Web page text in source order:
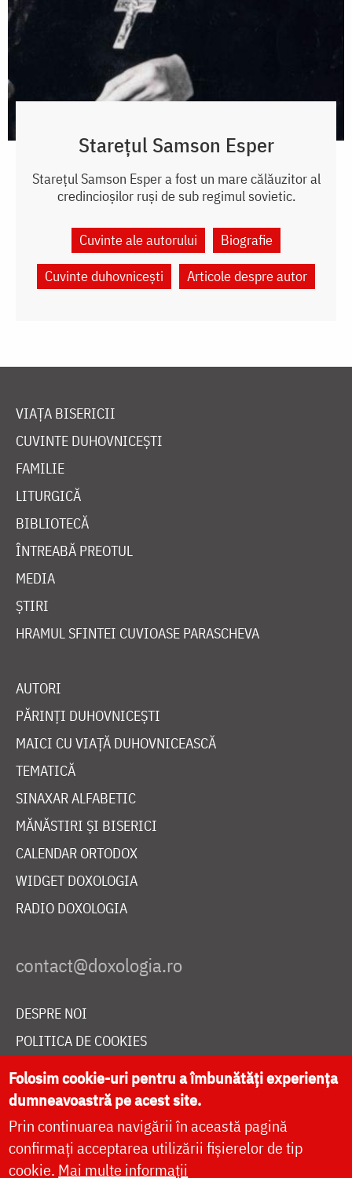
Starețul Samson Esper
Starețul Samson Esper a fost un mare călăuzitor al
credincioșilor ruși de sub regimul sovietic.
Cuvinte ale autorului
Biografie
Cuvinte duhovnicești
Articole despre autor
VIAȚA BISERICII
CUVINTE DUHOVNICEȘTI
FAMILIE
LITURGICĂ
BIBLIOTECĂ
ÎNTREABĂ PREOTUL
MEDIA
ȘTIRI
HRAMUL SFINTEI CUVIOASE PARASCHEVA
AUTORI
PĂRINȚI DUHOVNICEȘTI
MAICI CU VIAȚĂ DUHOVNICEASCĂ
TEMATICĂ
SINAXAR ALFABETIC
MĂNĂSTIRI ȘI BISERICI
CALENDAR ORTODOX
WIDGET DOXOLOGIA
RADIO DOXOLOGIA
DESPRE NOI
POLITICA DE COOKIES
DONEAZĂ ONLINE PENTRU CATEDRALA NAȚIONALĂ
LIVE
Folosim cookie-uri pentru a îmbunătăți experiența
dumneavoastră pe acest site.
Prin continuarea navigării în această pagină
confirmați acceptarea utilizării fișierelor de tip
cookie. Mai multe informații